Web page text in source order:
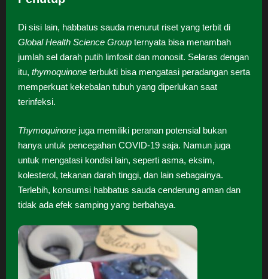
Di sisi lain, habbatus sauda menurut riset yang terbit di
Global Health Science Group ternyata bisa menambah
jumlah sel darah putih limfosit dan monosit. Selaras dengan
itu, thymoquinone terbukti bisa mengatasi peradangan serta
memperkuat kekebalan tubuh yang diperlukan saat
terinfeksi.
Thymoquinone juga memiliki peranan potensial bukan
hanya untuk pencegahan COVID-19 saja. Namun juga
untuk mengatasi kondisi lain, seperti asma, eksim,
kolesterol, tekanan darah tinggi, dan lain sebagainya.
Terlebih, konsumsi habbatus sauda cenderung aman dan
tidak ada efek samping yang berbahaya.